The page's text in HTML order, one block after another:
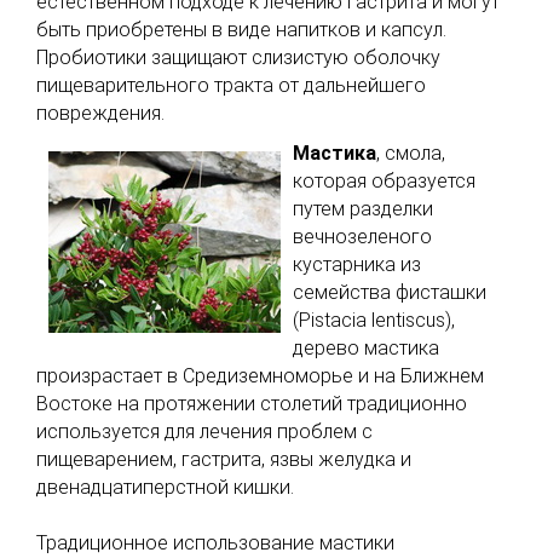
быть приобретены в виде напитков и капсул.
Пробиотики защищают слизистую оболочку
пищеварительного тракта от дальнейшего
повреждения.
Мастика, смола,
которая образуется
путем разделки
вечнозеленого
кустарника из
семейства фисташки
(Pistacia lentiscus),
дерево мастика
произрастает в Средиземноморье и на Ближнем
Востоке на протяжении столетий традиционно
используется для лечения проблем с
пищеварением, гастрита, язвы желудка и
двенадцатиперстной кишки.
Традиционное использование мастики